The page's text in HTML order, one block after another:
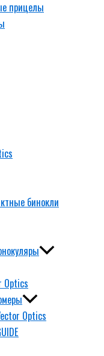
прицелы
бинокли
Optics
Optics